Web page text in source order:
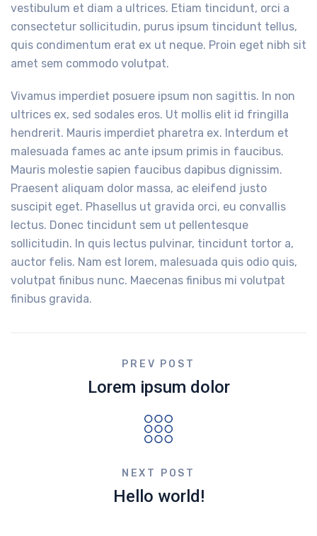
vestibulum et diam a ultrices. Etiam tincidunt, orci a
consectetur sollicitudin, purus ipsum tincidunt tellus,
quis condimentum erat ex ut neque. Proin eget nibh sit
amet sem commodo volutpat.
Vivamus imperdiet posuere ipsum non sagittis. In non
ultrices ex, sed sodales eros. Ut mollis elit id fringilla
hendrerit. Mauris imperdiet pharetra ex. Interdum et
malesuada fames ac ante ipsum primis in faucibus.
Mauris molestie sapien faucibus dapibus dignissim.
Praesent aliquam dolor massa, ac eleifend justo
suscipit eget. Phasellus ut gravida orci, eu convallis
lectus. Donec tincidunt sem ut pellentesque
sollicitudin. In quis lectus pulvinar, tincidunt tortor a,
auctor felis. Nam est lorem, malesuada quis odio quis,
volutpat finibus nunc. Maecenas finibus mi volutpat
finibus gravida.
PREV POST
Lorem ipsum dolor
NEXT POST
Hello world!